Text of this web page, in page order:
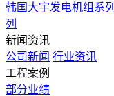
韩国大宇发电机组系列
列
新闻资讯
公司新闻 行业资讯
工程案例
部分业绩